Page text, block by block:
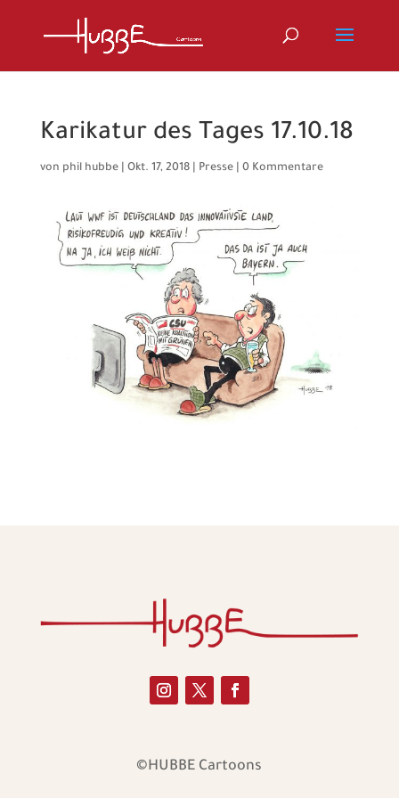
Karikatur des Tages 17.10.18
von phil hubbe| Okt. 17, 2018| Presse| 0 Kommentare
©HUBBE Cartoons